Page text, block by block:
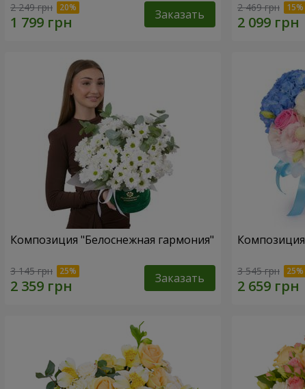
2 249 грн Заказать 2 469 грн
Композиция "Белоснежная гармония"
3 145 грн Заказать 3 545 грн